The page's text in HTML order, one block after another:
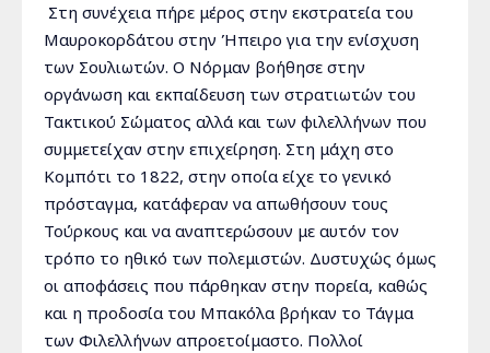
Στη συνέχεια πήρε μέρος στην εκστρατεία του
Μαυροκορδάτου στην Ήπειρο για την ενίσχυση
των Σουλιωτών. Ο Νόρμαν βοήθησε στην
οργάνωση και εκπαίδευση των στρατιωτών του
Τακτικού Σώματος αλλά και των φιλελλήνων που
συμμετείχαν στην επιχείρηση. Στη μάχη στο
Κομπότι το 1822, στην οποία είχε το γενικό
πρόσταγμα, κατάφεραν να απωθήσουν τους
Τούρκους και να αναπτερώσουν με αυτόν τον
τρόπο το ηθικό των πολεμιστών. Δυστυχώς όμως
οι αποφάσεις που πάρθηκαν στην πορεία, καθώς
και η προδοσία του Μπακόλα βρήκαν το Τάγμα
των Φιλελλήνων απροετοίμαστο. Πολλοί